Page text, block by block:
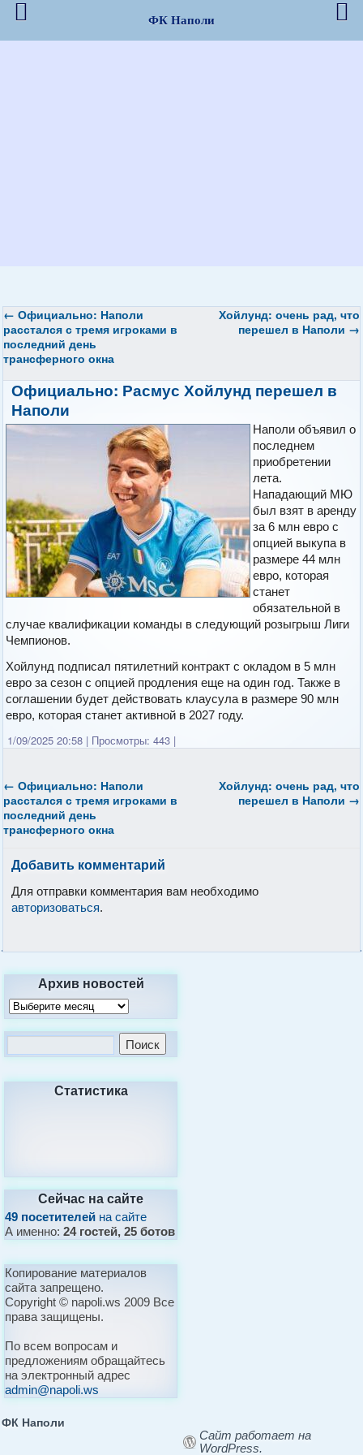
← Официально: Наполи
расстался с тремя игроками в
последний день
трансферного окна
Хойлунд: очень рад, что
перешел в Наполи →
Официально: Расмус Хойлунд перешел в
Наполи
Наполи объявил о
последнем
приобретении
лета.
Нападающий МЮ
был взят в аренду
за 6 млн евро с
опцией выкупа в
размере 44 млн
евро, которая
станет
обязательной в
случае квалификации команды в следующий розыгрыш Лиги
Чемпионов.
Хойлунд подписал пятилетний контракт с окладом в 5 млн
евро за сезон с опцией продления еще на один год. Также в
соглашении будет действовать клаусула в размере 90 млн
евро, которая станет активной в 2027 году.
1/09/2025 20:58 | Просмотры: 443 |
← Официально: Наполи
расстался с тремя игроками в
последний день
трансферного окна
Хойлунд: очень рад, что
перешел в Наполи →
Добавить комментарий
Для отправки комментария вам необходимо
авторизоваться.
Архив новостей
Статистика
Сейчас на сайте
49 посетителей на сайте
А именно:24 гостей, 25 ботов
Копирование материалов
сайта запрещено.
Copyright © napoli.ws 2009 Все
права защищены.
По всем вопросам и
предложениям обращайтесь
на электронный адрес
admin@napoli.ws
ФК Наполи
Сайт работает на
WordPress.
ФК Наполи